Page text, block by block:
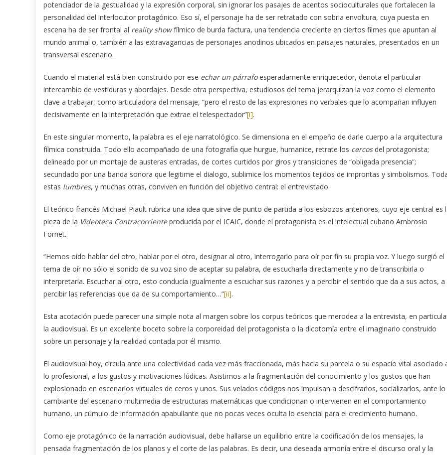
potenciador de la gestualidad y la expresión corporal, sin ignorar los pasajes de acentos socioculturales que fortalecen la
personalidad del interlocutor protagónico. Eso sí, el personaje ha de ser retratado con sobria envoltura, cuya puesta en
escena ha de ser frontal al reality showfílmico de burda factura, una tendencia creciente en ciertos filmes que apuntan al
mundo animal o, también a las extravagancias de personajes anodinos ubicados en paisajes naturales, presentados en un
transversal escenario.
Cuando el material está bien construido por ese echar un párrafoesperadamente enriquecedor, denota el particular
intercambio de vestiduras y abordajes. Desde otra perspectiva, estudiosos del tema jerarquizan la voz como el elemento
clave a trabajar, como articuladora del mensaje, “pero el resto de las expresiones no verbales que lo acompañan influyen
decisivamente en la interpretación que extrae el telespectador”[i].
En este singular momento, la palabra es el eje narratológico. Se dimensiona en el empeño de darle cuerpo a la arquitectura
fílmica construida. Todo ello acompañado de una fotografía que hurgue, humanice, retrate los cercosdel protagonista;
delineado por un montaje de austeras entradas, de cortes curtidos por giros y transiciones de “obligada presencia”;
secundado por una banda sonora que legitime el dialogo, sublimice los momentos tejidos de improntas y simbolismos.
estas lumbres, y muchas otras, conviven en función del objetivo central: el entrevistado.
El teórico francés Michael Piault rubrica una idea que sirve de punto de partida a los esbozos anteriores, cuyo eje central es
pieza de la Videoteca Contracorrienteproducida por el ICAIC, donde el protagonista es el intelectual cubano Ambrosio
Fornet.
“Hemos oído hablar del otro, hablar por el otro, designar al otro, interrogarlo para oír por fin su propia voz. Y luego surgió el
tema de oír no sólo el sonido de su voz sino de aceptar su palabra, de escucharla directamente y no de transcribirla o
interpretarla. Escuchar al otro, esto conducía igualmente a escuchar sus razones y a percibir el sentido que da a sus actos, a
percibir las referencias que da de su comportamiento…”[ii].
Esta acotación puede parecer una simple nota al margen sobre los corpus teóricos que merodea a la entrevista, en
la audiovisual. Es un excelente boceto sobre la corporeidad del protagonista o la dicotomía entre el imaginario construido
sobre un personaje y la realidad contada por él mismo.
El audiovisual hoy, circula ante una colectividad cada vez más fraccionada, más hacia su parcela o su espacio vital asociado
lo profesional, a los gustos y motivaciones lúdicas. Asistimos a la fragmentación del conocimiento y los gustos que han
explosionado en escenarios virtuales de ceros y unos. Sus velados códigos nos impulsan a descifrarlos, socializarlos, ante lo
cambiante del escenario multimedia de estructuras matemáticas que condicionan o intervienen en el comportamiento
humano, un cúmulo de información apabullante que no pocas veces oculta lo esencial para el crecimiento humano.
Como eje protagónico de la narración audiovisual, debe hallarse un equilibrio entre la codificación de los mensajes, la
pensada fragmentación de los planos y el corte de las palabras. Es decir, una deseada armonía entre el discurso oral y la